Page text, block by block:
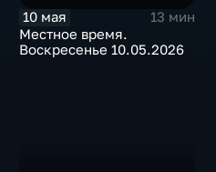
10 мая
13 мин
Местное время.
Воскресенье 10.05.2026